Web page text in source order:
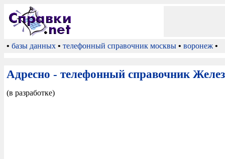
• базы данных • телефонный справочник москвы • воронеж •
Адресно - телефонный справочник
(в разработке)